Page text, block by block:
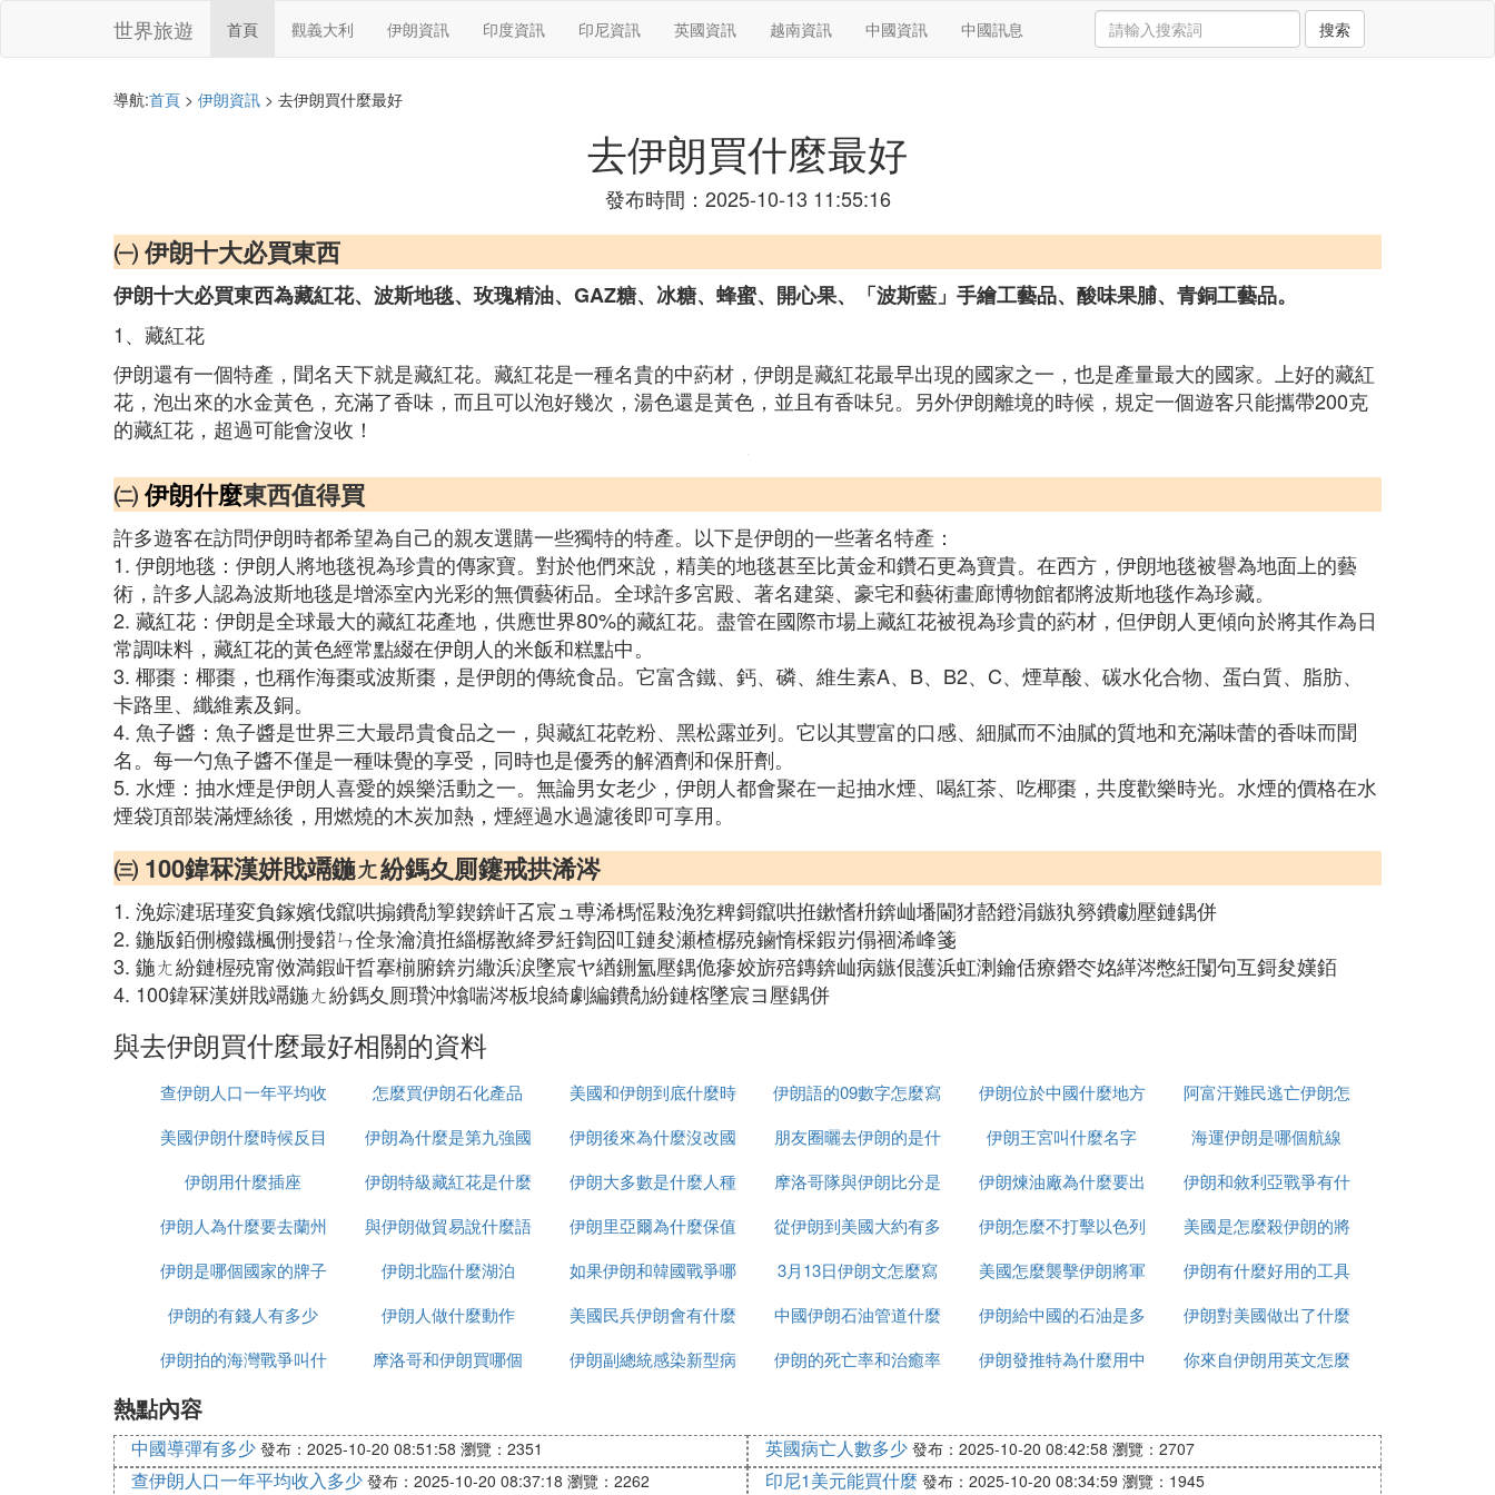
世界旅遊 首頁 觀義大利 伊朗資訊 印度資訊 印尼資訊 英國資訊 越南資訊 中國資訊 中國訊息 搜索
導航:首頁 > 伊朗資訊 > 去伊朗買什麼最好
去伊朗買什麼最好
發布時間：2025-10-13 11:55:16
㈠ 伊朗十大必買東西
伊朗十大必買東西為藏紅花、波斯地毯、玫瑰精油、GAZ糖、冰糖、蜂蜜、開心果、「波斯藍」手繪工藝品、酸味果脯、青銅工藝品。
1、藏紅花
伊朗還有一個特產，聞名天下就是藏紅花。藏紅花是一種名貴的中葯材，伊朗是藏紅花最早出現的國家之一，也是產量最大的國家。上好的藏紅
花，泡出來的水金黃色，充滿了香味，而且可以泡好幾次，湯色還是黃色，並且有香味兒。另外伊朗離境的時候，規定一個遊客只能攜帶200克
的藏紅花，超過可能會沒收！
㈡伊朗什麼東西值得買
許多遊客在訪問伊朗時都希望為自己的親友選購一些獨特的特產。以下是伊朗的一些著名特產：
1. 伊朗地毯：伊朗人將地毯視為珍貴的傳家寶。對於他們來說，精美的地毯甚至比黃金和鑽石更為寶貴。在西方，伊朗地毯被譽為地面上的藝
術，許多人認為波斯地毯是增添室內光彩的無價藝術品。全球許多宮殿、著名建築、豪宅和藝術畫廊博物館都將波斯地毯作為珍藏。
2. 藏紅花：伊朗是全球最大的藏紅花產地，供應世界80%的藏紅花。盡管在國際市場上藏紅花被視為珍貴的葯材，但伊朗人更傾向於將其作為日
常調味料，藏紅花的黃色經常點綴在伊朗人的米飯和糕點中。
3. 椰棗：椰棗，也稱作海棗或波斯棗，是伊朗的傳統食品。它富含鐵、鈣、磷、維生素A、B、B2、C、煙草酸、碳水化合物、蛋白質、脂肪、
卡路里、纖維素及銅。
4. 魚子醬：魚子醬是世界三大最昂貴食品之一，與藏紅花乾粉、黑松露並列。它以其豐富的口感、細膩而不油膩的質地和充滿味蕾的香味而聞
名。每一勺魚子醬不僅是一種味覺的享受，同時也是優秀的解酒劑和保肝劑。
5. 水煙：抽水煙是伊朗人喜愛的娛樂活動之一。無論男女老少，伊朗人都會聚在一起抽水煙、喝紅茶、吃椰棗，共度歡樂時光。水煙的價格在水
煙袋頂部裝滿煙絲後，用燃燒的木炭加熱，煙經過水過濾後即可享用。
㈢ 100鍏冧漢姘戝竵鍦ㄤ紛鎷夊厠鑳戒拱浠涔
1. 浼婃湕琚瑾変負鎵嬪伐鑹哄搧鐨勪箰鍥錛屽叾宸ュ尃浠榪愮敤浼犵粺鎶鑹哄拰鏉愭枡錛屾墦閫犲嚭鐙涓鏃犱簩鐨勮壓鏈鍝併
2. 鍦版銆侀櫠鐡楓侀摱鍣ㄣ佺彔瀹濆拰緇樼敾絳夛紝鍧囧叿鏈夋瀬楂樼殑鏀惰棌鍜岃傝祻浠峰箋
3. 鍦ㄤ紛鏈楃殑甯傚満鍜屽晢搴椾腑錛岃繖浜涙墜宸ヤ緧鉶氳壓鍝佹瘮姣旂殕鏄錛屾病鏃佷護浜虹溂鑰佸療鐕冭姳緙涔憋紝闅句互鎶夋嫨銆
4. 100鍏冧漢姘戝竵鍦ㄤ紛鎷夊厠瓚沖熻喘涔板埌綺劇編鐨勪紛鏈楁墜宸ヨ壓鍝併
與去伊朗買什麼最好相關的資料
查伊朗人口一年平均收
入多少
怎麼買伊朗石化產品
美國和伊朗到底什麼時
候打
伊朗語的09數字怎麼寫 伊朗位於中國什麼地方
阿富汗難民逃亡伊朗怎
麼辦
美國伊朗什麼時候反目 伊朗為什麼是第九強國
伊朗後來為什麼沒改國
名
朋友圈曬去伊朗的是什
麼梗
伊朗王宮叫什麼名字
海運伊朗是哪個航線
伊朗用什麼插座
伊朗特級藏紅花是什麼 伊朗大多數是什麼人種
摩洛哥隊與伊朗比分是
多少
伊朗煉油廠為什麼要出
售
伊朗和敘利亞戰爭有什
麼區別
伊朗人為什麼要去蘭州
與伊朗做貿易說什麼語
種
伊朗里亞爾為什麼保值
從伊朗到美國大約有多
少千米
伊朗怎麼不打擊以色列
美國是怎麼殺伊朗的將
軍的
伊朗是哪個國家的牌子 伊朗北臨什麼湖泊
如果伊朗和韓國戰爭哪
個贏
3月13日伊朗文怎麼寫
美國怎麼襲擊伊朗將軍
的
伊朗有什麼好用的工具
伊朗的有錢人有多少
伊朗人做什麼動作
美國民兵伊朗會有什麼
反應
中國伊朗石油管道什麼
時候建完
伊朗給中國的石油是多
少一桶
伊朗對美國做出了什麼
反應
伊朗拍的海灣戰爭叫什
摩洛哥和伊朗買哪個
伊朗副總統感染新型病
伊朗的死亡率和治癒率
伊朗發推特為什麼用中
你來自伊朗用英文怎麼
熱點內容
中國導彈有多少 發布：2025-10-20 08:51:58 瀏覽：2351 英國病亡人數多少 發布：2025-10-20 08:42:58 瀏覽：2707
查伊朗人口一年平均收入多少 發布：2025-10-20 08:37:18 瀏覽：2262 印尼1美元能買什麼 發布：2025-10-20 08:34:59 瀏覽：1945